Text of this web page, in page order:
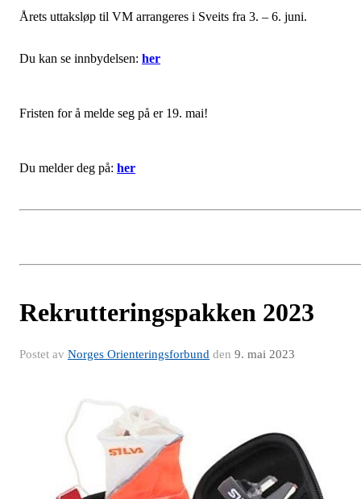
Årets uttaksløp til VM arrangeres i Sveits fra 3. – 6. juni.
Du kan se innbydelsen: her
Fristen for å melde seg på er 19. mai!
Du melder deg på: her
Rekrutteringspakken 2023
Postet av Norges Orienteringsforbund den 9. mai 2023